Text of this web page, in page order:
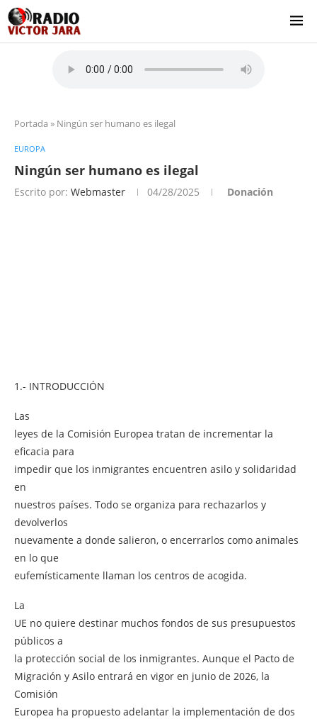
Portada » Ningún ser humano es ilegal
EUROPA
Ningún ser humano es ilegal
Escrito por: Webmaster 04/28/2025 Donación
1.- INTRODUCCIÓN
Las
leyes de la Comisión Europea tratan de incrementar la
eficacia para
impedir que los inmigrantes encuentren asilo y solidaridad
en
nuestros países. Todo se organiza para rechazarlos y
devolverlos
nuevamente a donde salieron, o encerrarlos como animales
en lo que
eufemísticamente llaman los centros de acogida.
La
UE no quiere destinar muchos fondos de sus presupuestos
públicos a
la protección social de los inmigrantes. Aunque el Pacto de
Migración y Asilo entrará en vigor en junio de 2026, la
Comisión
Europea ha propuesto adelantar la implementación de dos